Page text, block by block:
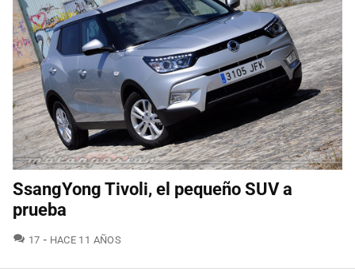
SsangYong Tivoli, el pequeño SUV a
prueba
17 COMENTARIOS
HACE 11 AÑOS